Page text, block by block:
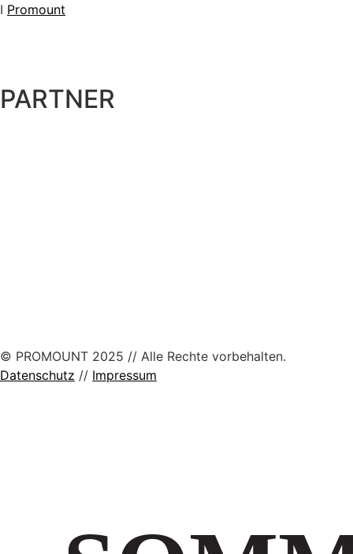
I Promount
PARTNER
© PROMOUNT 2025 // Alle Rechte vorbehalten.
Datenschutz // Impressum